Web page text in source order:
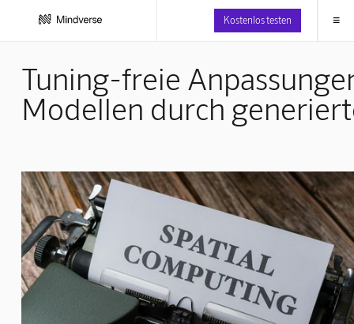
Kostenlos testen ≡
Tuning-freie
Modellen durch